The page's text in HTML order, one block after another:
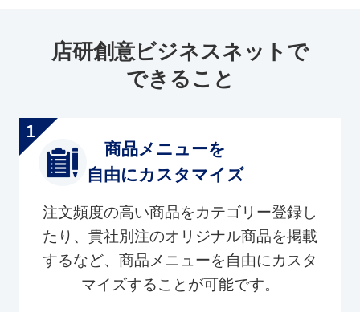
店研創意ビジネスネットで
できること
商品メニューを
自由にカスタマイズ
注文頻度の高い商品をカテゴリー登録し
たり、貴社別注のオリジナル商品を掲載
するなど、商品メニューを自由にカスタ
マイズすることが可能です。